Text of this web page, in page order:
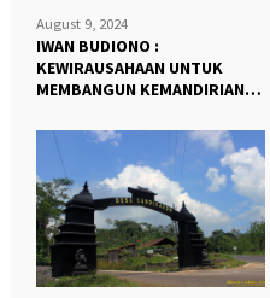
August 9, 2024
IWAN BUDIONO :
KEWIRAUSAHAAN UNTUK
MEMBANGUN KEMANDIRIAN